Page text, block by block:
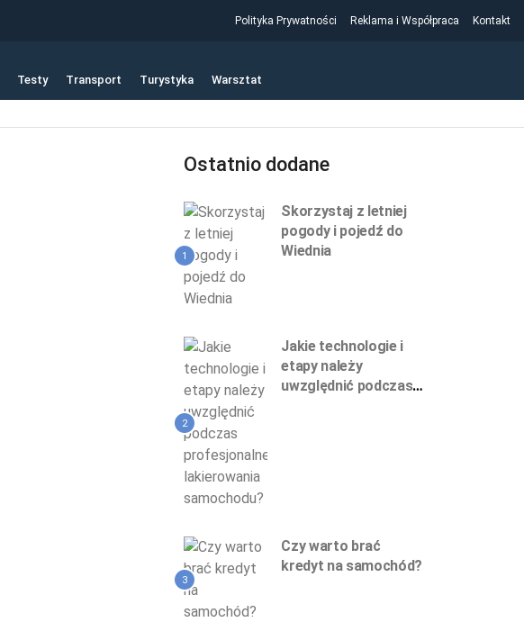
Polityka Prywatności Reklama i Współpraca Kontakt
Testy Transport Turystyka Warsztat
Ostatnio dodane
1
Skorzystaj z letniej
pogody i pojedź do
Wiednia
2
Jakie technologie i
etapy należy
uwzględnić podczas
3
Czy warto brać
kredyt na samochód?